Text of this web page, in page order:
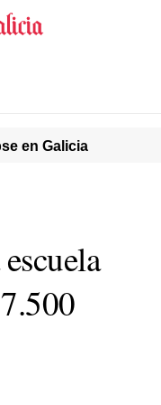
en Galicia